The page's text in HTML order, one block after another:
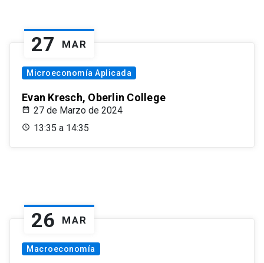
27 MAR
Microeconomía Aplicada
Evan Kresch, Oberlin College
27 de Marzo de 2024
13:35 a 14:35
26 MAR
Macroeconomía